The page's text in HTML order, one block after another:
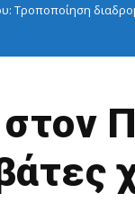
Τροποποίηση